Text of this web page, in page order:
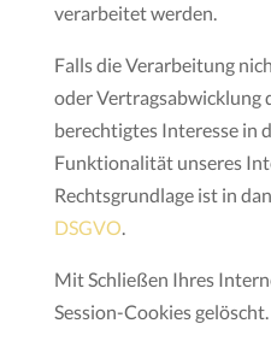
verarbeitet werden.
Falls die Verarbeitung
oder Vertragsabwicklung
berechtigtes Interesse in
Funktionalität unseres
Rechtsgrundlage ist in
DSGVO.
Mit Schließen Ihres
Session-Cookies gelöscht.